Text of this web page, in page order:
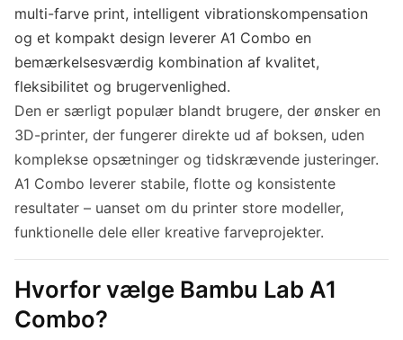
multi-farve print, intelligent vibrationskompensation
og et kompakt design leverer A1 Combo en
bemærkelsesværdig kombination af kvalitet,
fleksibilitet og brugervenlighed.
Den er særligt populær blandt brugere, der ønsker en
3D-printer, der fungerer direkte ud af boksen, uden
komplekse opsætninger og tidskrævende justeringer.
A1 Combo leverer stabile, flotte og konsistente
resultater – uanset om du printer store modeller,
funktionelle dele eller kreative farveprojekter.
Hvorfor vælge Bambu Lab A1
Combo?